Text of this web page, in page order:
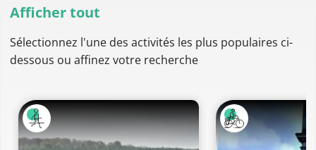
Afficher tout
Sélectionnez l'une des activités les plus populaires ci-
dessous ou affinez votre recherche